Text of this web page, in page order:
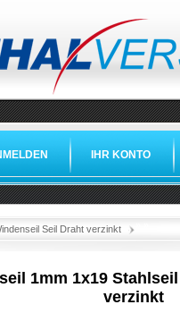
IHR KONTO
Seil Draht verzinkt
1mm 1x19
verzinkt